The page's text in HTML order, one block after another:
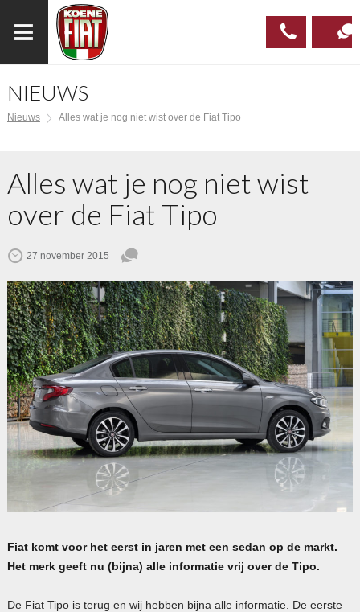
NIEUWS
Nieuws Alles wat je nog niet wist over de Fiat Tipo
Alles wat je nog niet wist
over de Fiat Tipo
27 november 2015
Fiat komt voor het eerst in jaren met een sedan op de markt.
Het merk geeft nu (bijna) alle informatie vrij over de Tipo.
De Fiat Tipo is terug en wij hebben bijna alle informatie. De eerste